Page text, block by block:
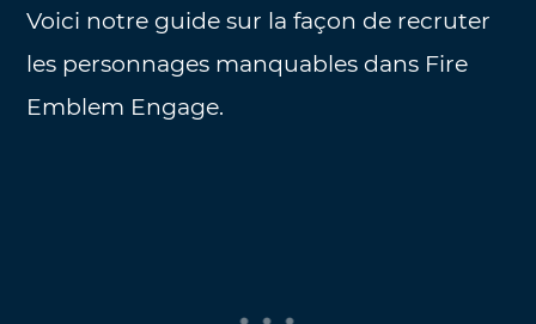
Voici notre guide sur la façon de recruter
les personnages manquables dans Fire
Emblem Engage.